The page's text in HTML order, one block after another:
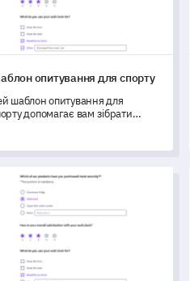
опитування для спорту
шаблон опитування для
допомагає вам зібрати
форми захоплення контактів